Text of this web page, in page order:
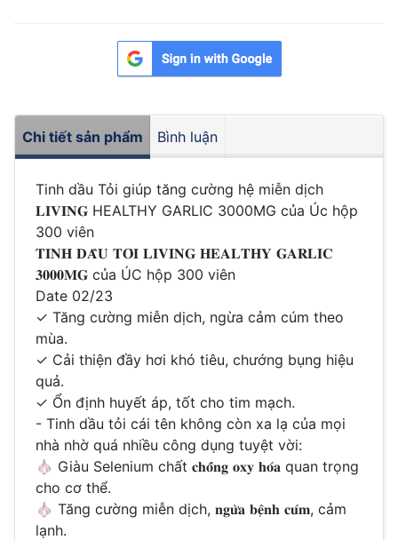
Chi tiết sản phẩm Bình luận
Tinh dầu Tỏi giúp tăng cường hệ miễn dịch
𝐋𝐈𝐕𝐈𝐍𝐆 HEALTHY GARLIC 3000MG của Úc hộp
300 viên
𝐓𝐈𝐍𝐇 𝐃𝐀̂̀𝐔 𝐓𝐎̉𝐈 𝐋𝐈𝐕𝐈𝐍𝐆 𝐇𝐄𝐀𝐋𝐓𝐇𝐘 𝐆𝐀𝐑𝐋𝐈𝐂
𝟑𝟎𝟎𝟎𝐌𝐆 của ÚC hộp 300 viên
Date 02/23
✓ Tăng cường miễn dịch, ngừa cảm cúm theo
mùa.
✓ Cải thiện đầy hơi khó tiêu, chướng bụng hiệu
quả.
✓ Ổn định huyết áp, tốt cho tim mạch.
- Tinh dầu tỏi cái tên không còn xa lạ của mọi
nhà nhờ quá nhiều công dụng tuyệt vời:
🧄 Giàu Selenium chất 𝐜𝐡𝐨̂́𝐧𝐠 𝐨𝐱𝐲 𝐡𝐨́𝐚 quan trọng
cho cơ thể.
🧄 Tăng cường miễn dịch, 𝐧𝐠𝐮̛̀𝐚 𝐛𝐞̣̂𝐧𝐡 𝐜𝐮́𝐦, cảm
lạnh.